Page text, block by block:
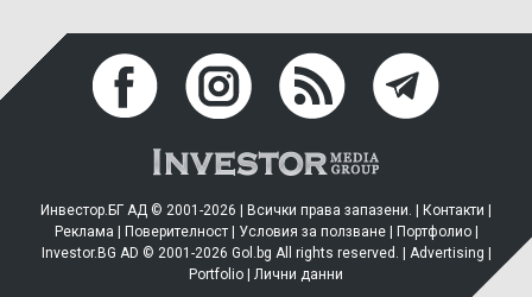
Инвестор.БГ АД © 2001-2026 | Всички права запазени. | Контакти
Реклама
Поверителност| Условия за ползване| Портфолио|
Investor.BG AD © 2001-2026 Gol.bg All rights reserved. | Advertising
Portfolio
Лични данни